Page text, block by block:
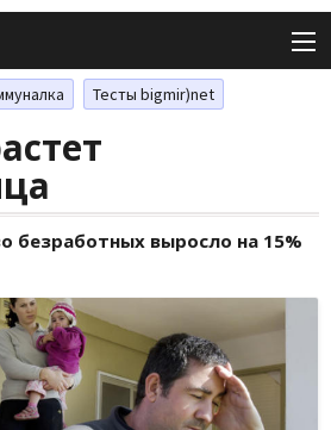
Тесты bigmir)net
безработных выросло на 15%